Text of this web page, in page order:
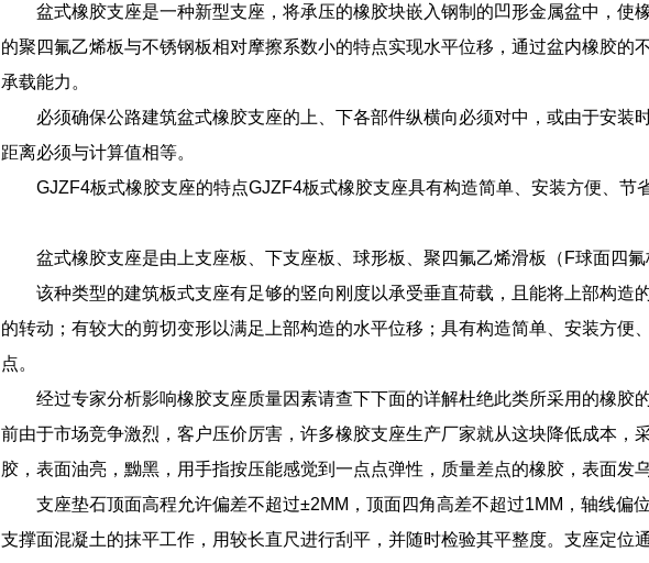
盆式橡胶支座是一种新型支座，将承压的橡胶块嵌入钢制的凹形金属盆中，使
的聚四氟乙烯板与不锈钢板相对摩擦系数小的特点实现水平位移，通过盆内橡胶的
承载能力。
必须确保公路建筑盆式橡胶支座的上、下各部件纵横向必须对中，或由于安装
距离必须与计算值相等。
GJZF4板式橡胶支座的特点GJZF4板式橡胶支座具有构造简单、安装方便、节
盆式橡胶支座是由上支座板、下支座板、球形板、聚四氟乙烯滑板（F球面四
该种类型的建筑板式支座有足够的竖向刚度以承受垂直荷载，且能将上部构造
的转动；有较大的剪切变形以满足上部构造的水平位移；具有构造简单、安装方便
点。
经过专家分析影响橡胶支座质量因素请查下下面的详解杜绝此类所采用的橡胶
前由于市场竞争激烈，客户压价厉害，许多橡胶支座生产厂家就从这块降低成本，
胶，表面油亮，黝黑，用手指按压能感觉到一点点弹性，质量差点的橡胶，表面发
支座垫石顶面高程允许偏差不超过±2MM，顶面四角高差不超过1MM，轴线偏
支撑面混凝土的抹平工作，用较长直尺进行刮平，并随时检验其平整度。支座定位